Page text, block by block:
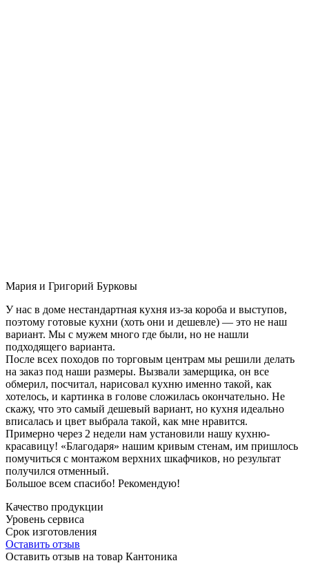
Мария и Григорий Бурковы
У нас в доме нестандартная кухня из-за короба и выступов,
поэтому готовые кухни (хоть они и дешевле) — это не наш
вариант. Мы с мужем много где были, но не нашли
подходящего варианта.
После всех походов по торговым центрам мы решили делать
на заказ под наши размеры. Вызвали замерщика, он все
обмерил, посчитал, нарисовал кухню именно такой, как
хотелось, и картинка в голове сложилась окончательно. Не
скажу, что это самый дешевый вариант, но кухня идеально
вписалась и цвет выбрала такой, как мне нравится.
Примерно через 2 недели нам установили нашу кухню-
красавицу! «Благодаря» нашим кривым стенам, им пришлось
помучиться с монтажом верхних шкафчиков, но результат
получился отменный.
Большое всем спасибо! Рекомендую!
Качество продукции
Уровень сервиса
Срок изготовления
Оставить отзыв
Оставить отзыв на товар Кантоника